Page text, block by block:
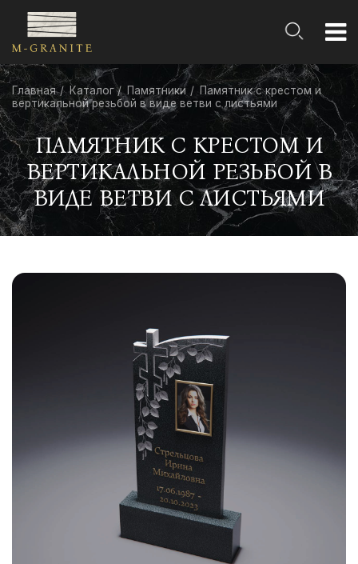
Главная Каталог Памятники
Памятник с крестом и
вертикальной резьбой в виде ветви с листьями
ПАМЯТНИК С КРЕСТОМ И
ВЕРТИКАЛЬНОЙ РЕЗЬБОЙ В
ВИДЕ ВЕТВИ С ЛИСТЬЯМИ